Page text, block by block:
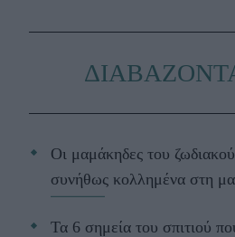
Οι μαμάκηδες του
συνήθως κολλημένα στη
Τα 6 σημεία του σπιτιού